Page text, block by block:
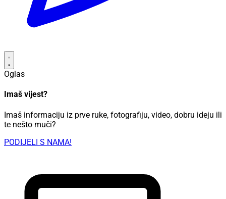
Oglas
Imaš vijest?
Imaš informaciju iz prve ruke, fotografiju, video, dobru ideju ili
te nešto muči?
PODIJELI S NAMA!